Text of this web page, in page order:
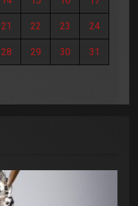
21 22 23 24
28 29 30 31